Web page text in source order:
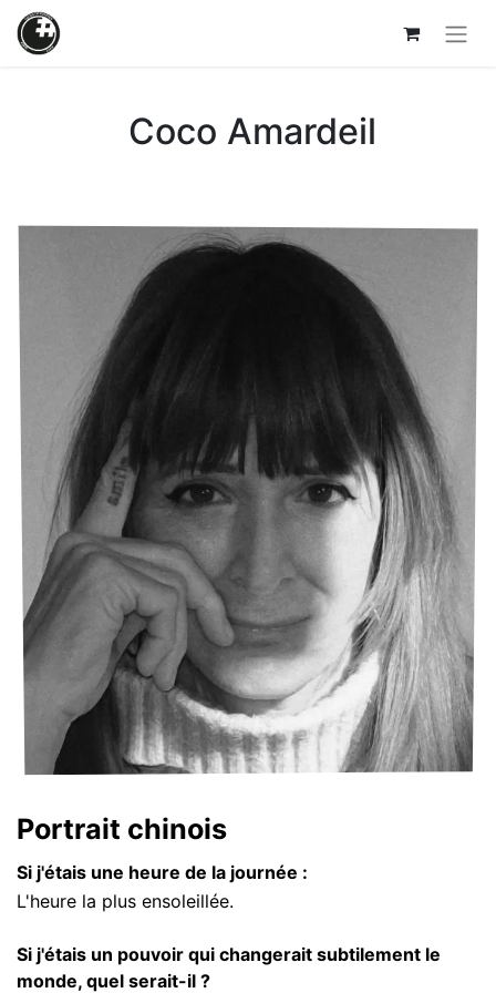
Coco Amardeil
Portrait chinois
Si j'étais une heure de la journée :
L'heure la plus ensoleillée.
Si j'étais un pouvoir qui changerait subtilement le
monde, quel serait-il ?